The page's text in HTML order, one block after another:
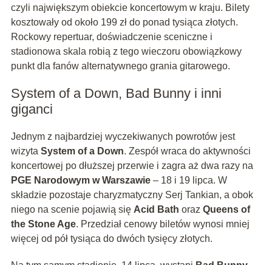
czyli największym obiekcie koncertowym w kraju. Bilety
kosztowały od około 199 zł do ponad tysiąca złotych.
Rockowy repertuar, doświadczenie sceniczne i
stadionowa skala robią z tego wieczoru obowiązkowy
punkt dla fanów alternatywnego grania gitarowego.
System of a Down, Bad Bunny i inni
giganci
Jednym z najbardziej wyczekiwanych powrotów jest
wizyta System of a Down. Zespół wraca do aktywności
koncertowej po dłuższej przerwie i zagra aż dwa razy na
PGE Narodowym w Warszawie– 18 i 19 lipca. W
składzie pozostaje charyzmatyczny Serj Tankian, a obok
niego na scenie pojawią się Acid Bath oraz Queens of
the Stone Age. Przedział cenowy biletów wynosi mniej
więcej od pół tysiąca do dwóch tysięcy złotych.